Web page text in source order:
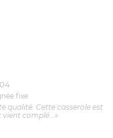
fixe
qualité. Cette casserole est
complé...»